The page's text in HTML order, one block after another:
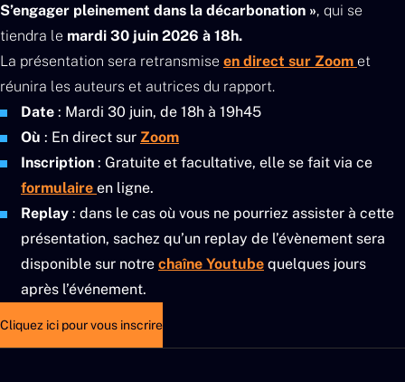
S’engager pleinement dans la décarbonation », qui se
tiendra le mardi 30 juin 2026 à 18h.
La présentation sera retransmise en direct sur Zoom et
réunira les auteurs et autrices du rapport.
Date : Mardi 30 juin, de 18h à 19h45
Où : En direct sur Zoom
Inscription : Gratuite et facultative, elle se fait via ce
formulaire en ligne.
Replay : dans le cas où vous ne pourriez assister à cette
présentation, sachez qu’un replay de l’évènement sera
disponible sur notre chaîne Youtube quelques jours
après l’événement.
Cliquez ici pour vous inscrire